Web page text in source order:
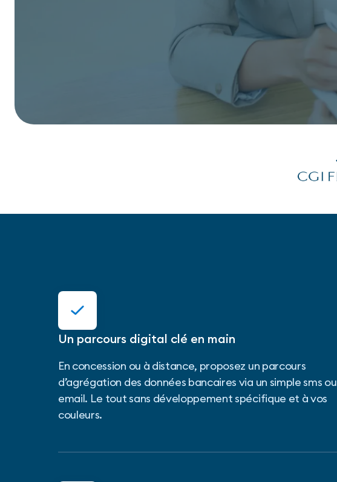
Un parcours digital clé en main
En concession ou à distance, proposez un parcours
d’agrégation des données bancaires via un simple sms ou
email. Le tout sans développement spécifique et à vos
couleurs.